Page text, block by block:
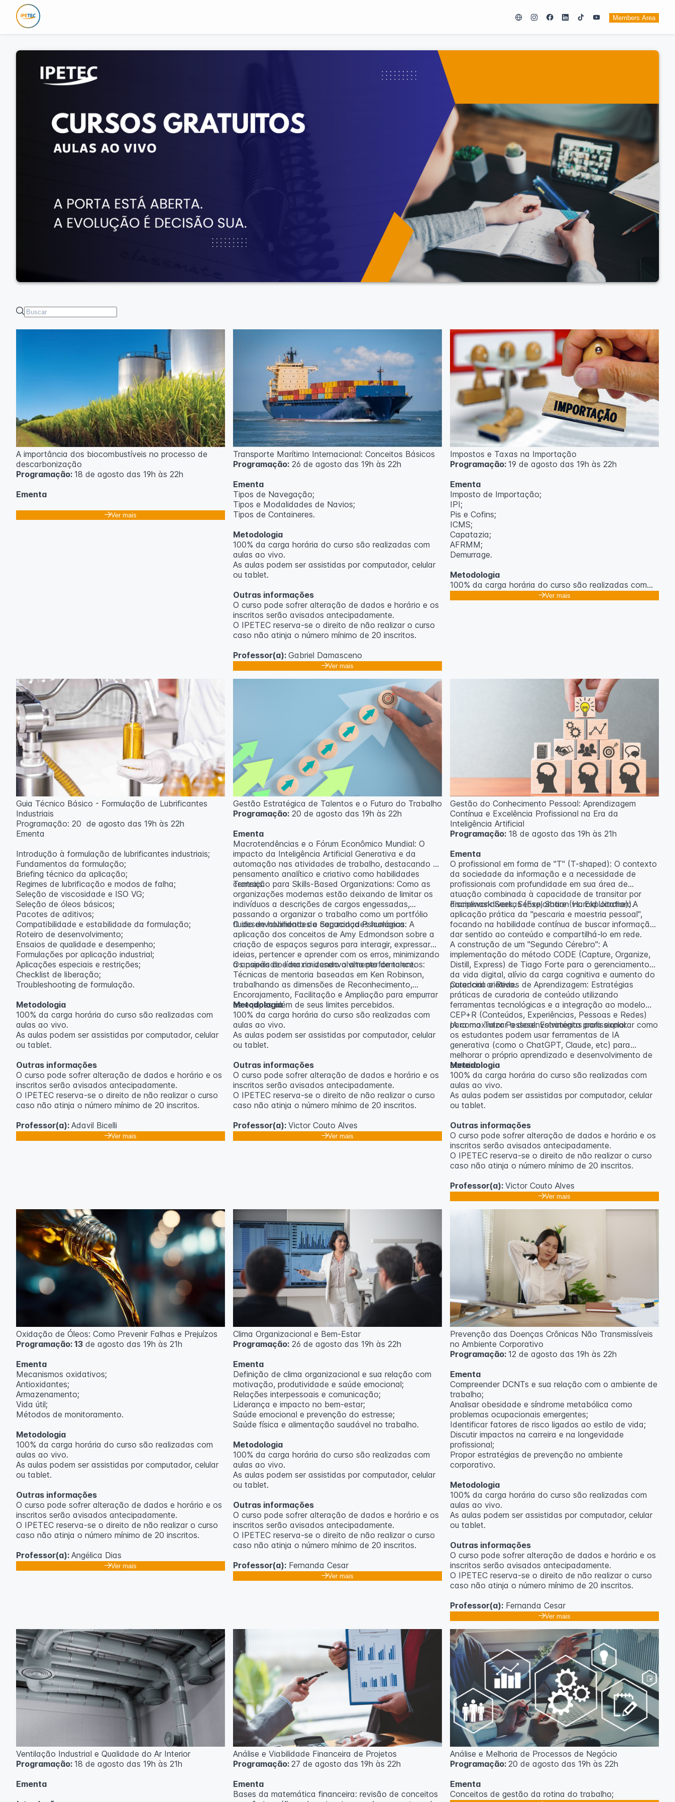
Members Area
A importância dos biocombustíveis no processo de
descarbonização
Programação: 18 de agosto das 19h às 22h
Ementa
Classificação dos biocombustíveis. Culturas para
aulas ao vivo.
Outras informações
O curso pode sofrer alteração de dados e horário e os
inscritos serão avisados ​​antecipadamente.
O IPETEC reserva-se o direito de não realizar o curso
caso não atinja o número mínimo de 20 inscritos.
Professora:Rosana Ravaglia
Ver mais
Transporte Marítimo Internacional: Conceitos Básicos
Programação:26 de agosto das 19h às 22h
Ementa
Tipos de Navegação;
Tipos e Modalidades de Navios;
Tipos de Containeres.
Metodologia
100% da carga horária do curso são realizadas com
aulas ao vivo.
As aulas podem ser assistidas por computador, celular
ou tablet.
Outras informações
O curso pode sofrer alteração de dados e horário e os
inscritos serão avisados ​​antecipadamente.
O IPETEC reserva-se o direito de não realizar o curso
caso não atinja o número mínimo de 20 inscritos.
Professor(a): Gabriel Damasceno
Ver mais
Impostos e Taxas na Importação
Programação: 19 de agosto das 19h às 22h
Ementa
Imposto de Importação;
IPI;
Pis e Cofins;
ICMS;
Capatazia;
AFRMM;
Demurrage.
Metodologia
100% da carga horária do curso são realizadas com
Gabriel Damasceno
Ver mais
Guia Técnico Básico - Formulação de Lubrificantes
Industriais
Programação: 20 de agosto das 19h às 22h
Ementa
Introdução à formulação de lubrificantes industriais;
Fundamentos da formulação;
Briefing técnico da aplicação;
Regimes de lubrificação e modos de falha;
Seleção de viscosidade e ISO VG;
Seleção de óleos básicos;
Pacotes de aditivos;
Compatibilidade e estabilidade da formulação;
Roteiro de desenvolvimento;
Ensaios de qualidade e desempenho;
Formulações por aplicação industrial;
Aplicações especiais e restrições;
Checklist de liberação;
Troubleshooting de formulação.
Metodologia
100% da carga horária do curso são realizadas com
aulas ao vivo.
As aulas podem ser assistidas por computador, celular
ou tablet.
Outras informações
O curso pode sofrer alteração de dados e horário e os
inscritos serão avisados ​​antecipadamente.
O IPETEC reserva-se o direito de não realizar o curso
caso não atinja o número mínimo de 20 inscritos.
Professor(a): Adavil Bicelli
Ver mais
Gestão Estratégica de Talentos e o Futuro do Trabalho
Programação:20 de agosto das 19h às 22h
Ementa
Macrotendências e o Fórum Econômico Mundial: O
impacto da Inteligência Artificial Generativa e da
automação nas atividades de trabalho, destacando o
pensamento analítico e criativo como habilidades
centrais.
Transição para Skills-Based Organizations: Como as
organizações modernas estão deixando de limitar os
indivíduos a descrições de cargos engessadas,
passando a organizar o trabalho como um portfólio
fluido de habilidades e capacidades humanas.
O desenvolvimento da Segurança Psicológica: A
aplicação dos conceitos de Amy Edmondson sobre a
criação de espaços seguros para interagir, expressar
ideias, pertencer e aprender com os erros, minimizando
a ansiedade e maximizando a alta performance.
Os papéis do líder no desenvolvimento de talentos:
Técnicas de mentoria baseadas em Ken Robinson,
trabalhando as dimensões de Reconhecimento,
Encorajamento, Facilitação e Ampliação para empurrar
as equipes além de seus limites percebidos.
Metodologia
100% da carga horária do curso são realizadas com
aulas ao vivo.
As aulas podem ser assistidas por computador, celular
ou tablet.
Outras informações
O curso pode sofrer alteração de dados e horário e os
inscritos serão avisados ​​antecipadamente.
O IPETEC reserva-se o direito de não realizar o curso
caso não atinja o número mínimo de 20 inscritos.
Professor(a): Victor Couto Alves
Ver mais
Gestão do Conhecimento Pessoal: Aprendizagem
Contínua e Excelência Profissional na Era da
Inteligência Artificial
Programação:18 de agosto das 19h às 21h
Ementa
O profissional em forma de "T" (T-shaped): O contexto
da sociedade da informação e a necessidade de
profissionais com profundidade em sua área de
atuação combinada à capacidade de transitar por
disciplinas diversas (Exploration vs. Exploitation).
Framework Seek, Sense, Share (Harold Jarche): A
aplicação prática da "pescaria e maestria pessoal",
focando na habilidade contínua de buscar informação,
dar sentido ao conteúdo e compartilhá-lo em rede.
A construção de um "Segundo Cérebro": A
implementação do método CODE (Capture, Organize,
Distill, Express) de Tiago Forte para o gerenciamento
da vida digital, alívio da carga cognitiva e aumento do
potencial criativo.
Curadoria e Redes de Aprendizagem: Estratégias
práticas de curadoria de conteúdo utilizando
ferramentas tecnológicas e a integração ao modelo
CEP+R (Conteúdos, Experiências, Pessoas e Redes)
para maximizar o desenvolvimento profissional.
IA como Tutor Pessoal: Estratégias para explorar como
os estudantes podem usar ferramentas de IA
generativa (como o ChatGPT, Claude, etc) para
melhorar o próprio aprendizado e desenvolvimento de
carreira.
Metodologia
100% da carga horária do curso são realizadas com
aulas ao vivo.
As aulas podem ser assistidas por computador, celular
ou tablet.
Outras informações
O curso pode sofrer alteração de dados e horário e os
inscritos serão avisados ​​antecipadamente.
O IPETEC reserva-se o direito de não realizar o curso
caso não atinja o número mínimo de 20 inscritos.
Professor(a): Victor Couto Alves
Ver mais
Oxidação de Óleos: Como Prevenir Falhas e Prejuízos
Programação: 13 de agosto das 19h às 21h
Ementa
Mecanismos oxidativos;
Antioxidantes;
Armazenamento;
Vida útil;
Métodos de monitoramento.
Metodologia
100% da carga horária do curso são realizadas com
aulas ao vivo.
As aulas podem ser assistidas por computador, celular
ou tablet.
Outras informações
O curso pode sofrer alteração de dados e horário e os
inscritos serão avisados ​​antecipadamente.
O IPETEC reserva-se o direito de não realizar o curso
caso não atinja o número mínimo de 20 inscritos.
Professor(a): Angélica Dias
Ver mais
Clima Organizacional e Bem-Estar
Programação:26 de agosto das 19h às 22h
Ementa
Definição de clima organizacional e sua relação com
motivação, produtividade e saúde emocional;
Relações interpessoais e comunicação;
Liderança e impacto no bem-estar;
Saúde emocional e prevenção do estresse;
Saúde física e alimentação saudável no trabalho.
Metodologia
100% da carga horária do curso são realizadas com
aulas ao vivo.
As aulas podem ser assistidas por computador, celular
ou tablet.
Outras informações
O curso pode sofrer alteração de dados e horário e os
inscritos serão avisados ​​antecipadamente.
O IPETEC reserva-se o direito de não realizar o curso
caso não atinja o número mínimo de 20 inscritos.
Professor(a):Fernanda Cesar
Ver mais
Prevenção das Doenças Crônicas Não Transmissíveis
no Ambiente Corporativo
Programação: 12 de agosto das 19h às 22h
Ementa
Compreender DCNTs e sua relação com o ambiente de
trabalho;
Analisar obesidade e síndrome metabólica como
problemas ocupacionais emergentes;
Identificar fatores de risco ligados ao estilo de vida;
Discutir impactos na carreira e na longevidade
profissional;
Propor estratégias de prevenção no ambiente
corporativo.
Metodologia
100% da carga horária do curso são realizadas com
aulas ao vivo.
As aulas podem ser assistidas por computador, celular
ou tablet.
Outras informações
O curso pode sofrer alteração de dados e horário e os
inscritos serão avisados ​​antecipadamente.
O IPETEC reserva-se o direito de não realizar o curso
caso não atinja o número mínimo de 20 inscritos.
Professor(a):Fernanda Cesar
Ver mais
Ventilação Industrial e Qualidade do Ar Interior
Programação: 18 de agosto das 19h às 21h
Ementa
Análise e Viabilidade Financeira de Projetos
Programação: 27 de agosto das 19h às 22h
Ementa
Bases da matemática financeira: revisão de conceitos
Análise e Melhoria de Processos de Negócio
Programação: 20 de agosto das 19h às 22h
Ementa
Conceitos de gestão da rotina do trabalho;